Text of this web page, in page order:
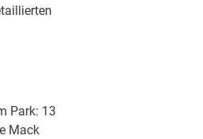
Park: 13
Mack